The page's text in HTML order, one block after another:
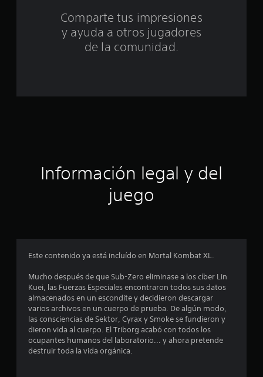
i
o
e
s
t
Comparte tus impresiones
y ayuda a otros jugadores
de la comunidad.
Información legal y del
juego
Este contenido ya está incluído en Mortal Kombat XL.
Mucho después de que Sub-Zero eliminase a los cíber Lin
Kuei, las Fuerzas Especiales encontraron todos sus datos
almacenados en un escondite y decidieron descargar
varios archivos en un cuerpo de prueba. De algún modo,
las consciencias de Sektor, Cyrax y Smoke se fundieron y
dieron vida al cuerpo. El Triborg acabó con todos los
ocupantes humanos del laboratorio... y ahora pretende
destruir toda la vida orgánica.